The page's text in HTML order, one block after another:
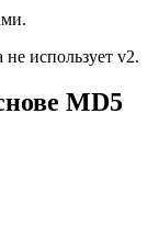
использует v2.
MD5